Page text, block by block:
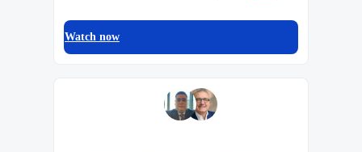
Watch now